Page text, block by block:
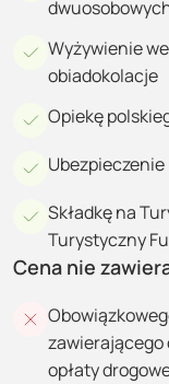
Wyżywienie
obiadokolacje
Opiekę
Ubezpieczenie
Składkę na
Turystyczny
Cena nie
opłaty